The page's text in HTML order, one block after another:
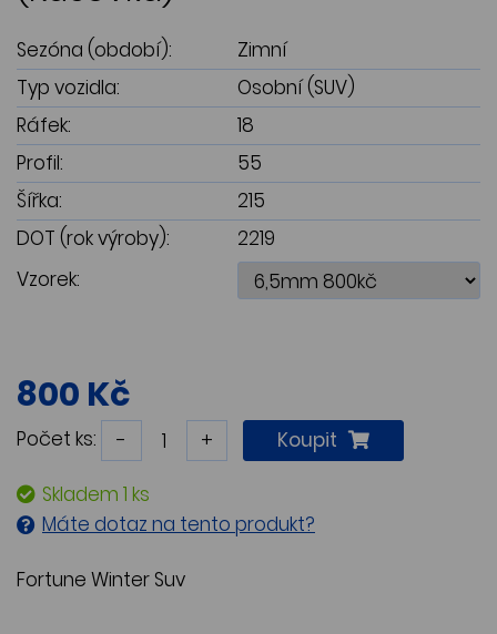
Sezóna (období):
Zimní
Typ vozidla:
Osobní (SUV)
Ráfek:
18
Profil:
55
Šířka:
215
DOT (rok výroby):
2219
Vzorek:
800 Kč
Počet ks: - + Koupit
Skladem 1 ks
Máte dotaz na tento produkt?
Fortune Winter Suv